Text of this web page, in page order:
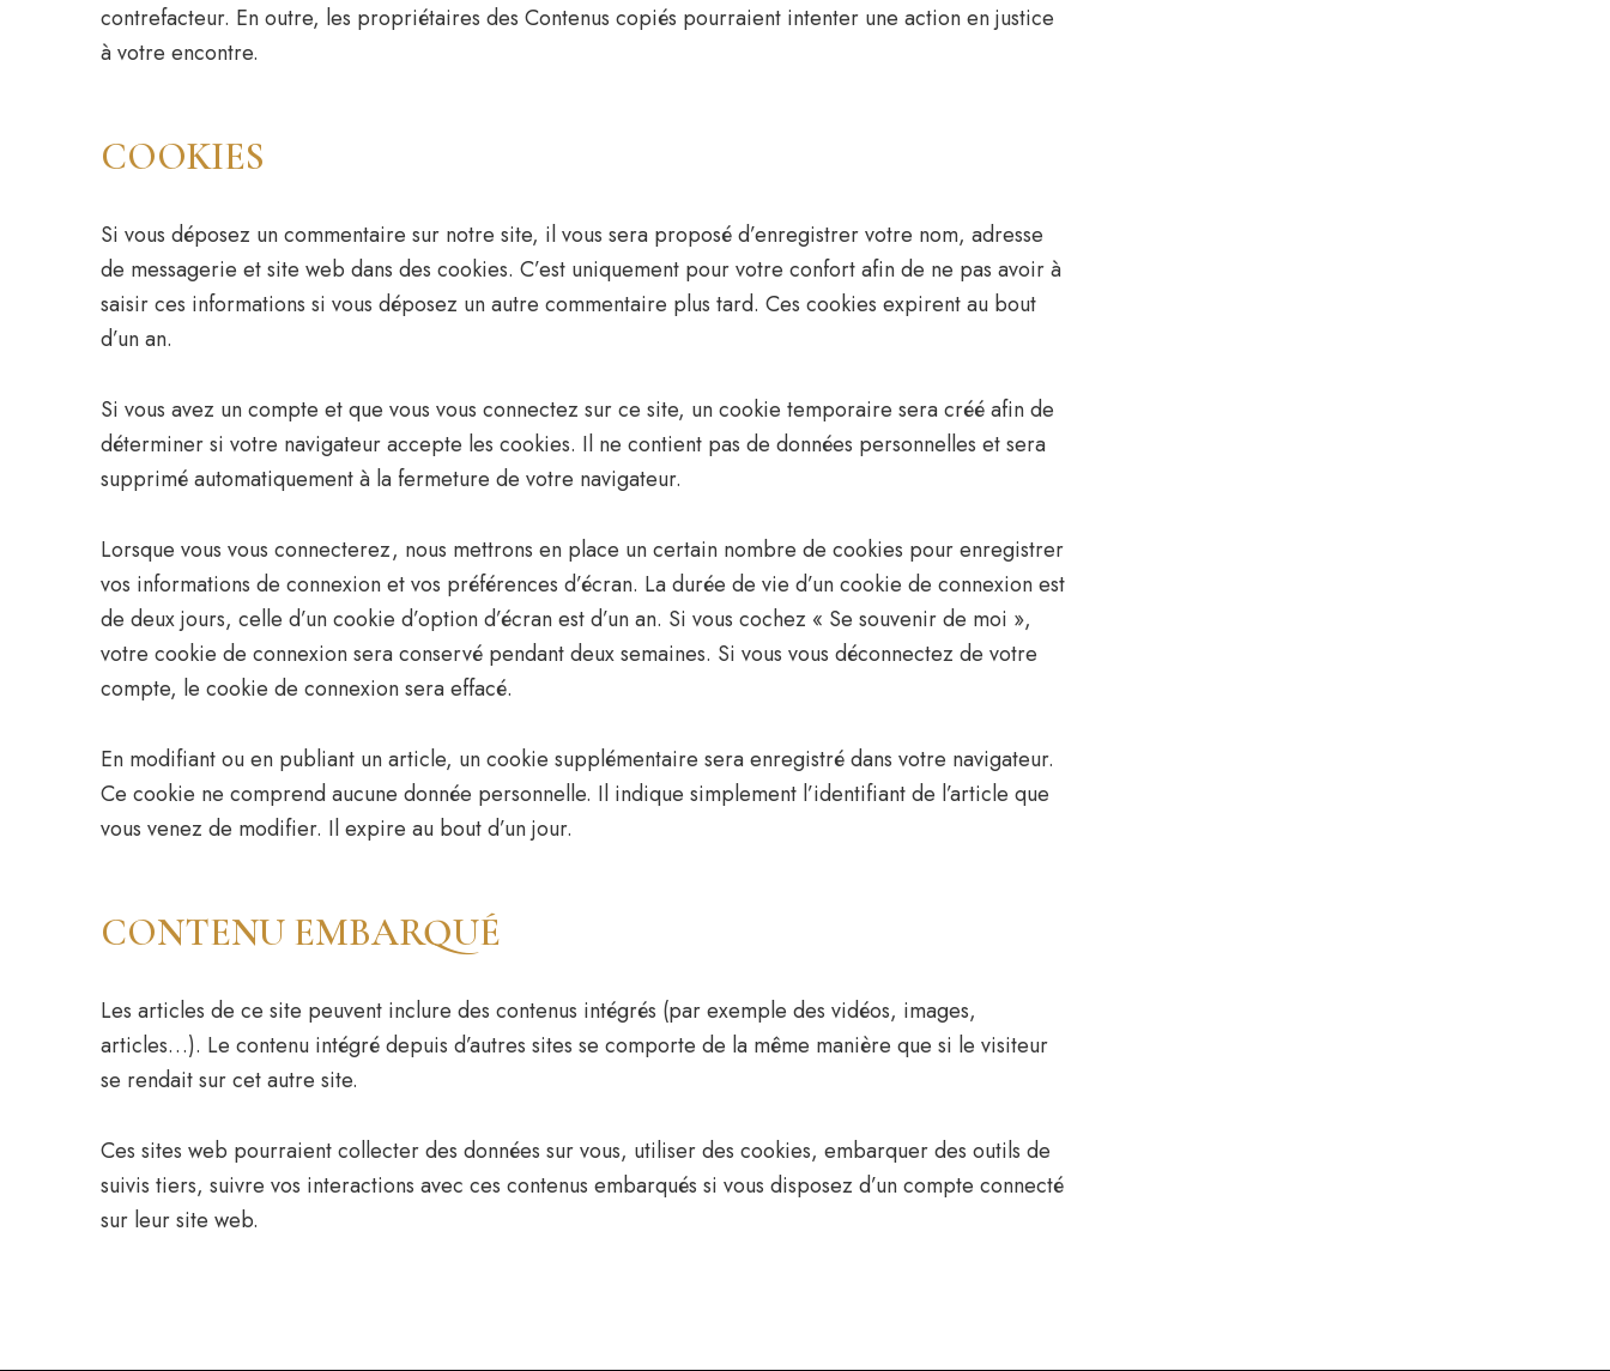
contrefacteur. En outre, les propriétaires des Contenus copiés pourraient intenter une action en justice
à votre encontre.
COOKIES
Si vous déposez un commentaire sur notre site, il vous sera proposé d’enregistrer votre nom, adresse
de messagerie et site web dans des cookies. C’est uniquement pour votre confort afin de ne pas avoir à
saisir ces informations si vous déposez un autre commentaire plus tard. Ces cookies expirent au bout
d’un an.
Si vous avez un compte et que vous vous connectez sur ce site, un cookie temporaire sera créé afin de
déterminer si votre navigateur accepte les cookies. Il ne contient pas de données personnelles et sera
supprimé automatiquement à la fermeture de votre navigateur.
Lorsque vous vous connecterez, nous mettrons en place un certain nombre de cookies pour enregistrer
vos informations de connexion et vos préférences d’écran. La durée de vie d’un cookie de connexion est
de deux jours, celle d’un cookie d’option d’écran est d’un an. Si vous cochez « Se souvenir de moi »,
votre cookie de connexion sera conservé pendant deux semaines. Si vous vous déconnectez de votre
compte, le cookie de connexion sera effacé.
En modifiant ou en publiant un article, un cookie supplémentaire sera enregistré dans votre navigateur.
Ce cookie ne comprend aucune donnée personnelle. Il indique simplement l’identifiant de l’article que
vous venez de modifier. Il expire au bout d’un jour.
CONTENU EMBARQUÉ
Les articles de ce site peuvent inclure des contenus intégrés (par exemple des vidéos, images,
articles…). Le contenu intégré depuis d’autres sites se comporte de la même manière que si le visiteur
se rendait sur cet autre site.
Ces sites web pourraient collecter des données sur vous, utiliser des cookies, embarquer des outils de
suivis tiers, suivre vos interactions avec ces contenus embarqués si vous disposez d’un compte connecté
sur leur site web.